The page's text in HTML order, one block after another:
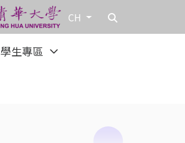
CH
學生專區